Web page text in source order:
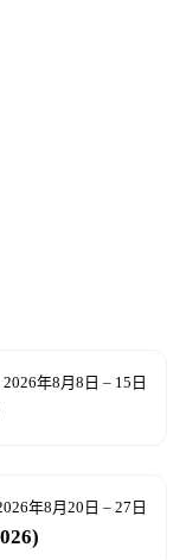
2026年8月8日 – 15日
年8月20日 – 27日